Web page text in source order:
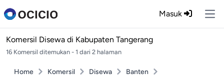
Masuk
Komersil Disewa di Kabupaten Tangerang
16 Komersil ditemukan - 1 dari 2 halaman
Home Komersil Disewa
Banten